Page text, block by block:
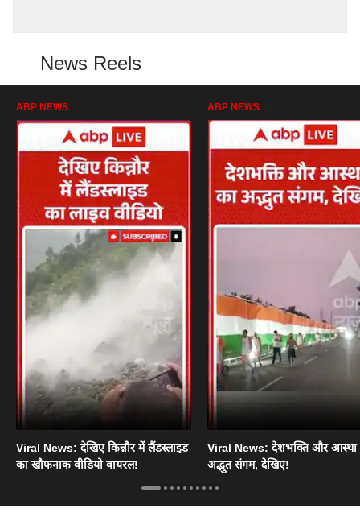
News Reels
ABP NEWS
Viral News: देखिए किन्नौर में लैंडस्लाइड
का खौफनाक वीडियो वायरल!
ABP NEWS
Viral News: देशभक्ति और आस्था
अद्भुत संगम, देखिए!